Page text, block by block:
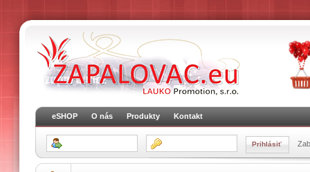
eSHOP O nás Produkty Kontakt